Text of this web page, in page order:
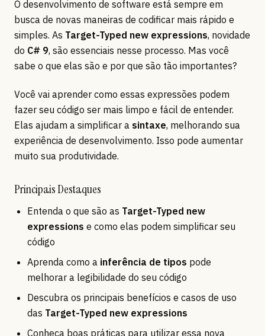
O desenvolvimento de software está sempre em
busca de novas maneiras de codificar mais rápido e
simples. As Target-Typed new expressions, novidade
do C# 9, são essenciais nesse processo. Mas você
sabe o que elas são e por que são tão importantes?
Você vai aprender como essas expressões podem
fazer seu código ser mais limpo e fácil de entender.
Elas ajudam a simplificar a sintaxe, melhorando sua
experiência de desenvolvimento. Isso pode aumentar
muito sua produtividade.
Principais Destaques
Entenda o que são as Target-Typed new
expressions e como elas podem simplificar seu
código
Aprenda como a inferência de tipos pode
melhorar a legibilidade do seu código
Descubra os principais benefícios e casos de uso
das Target-Typed new expressions
Conheça boas práticas para utilizar essa nova